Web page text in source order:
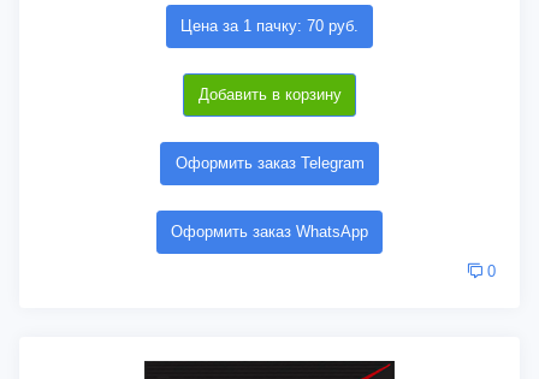
Цена за 1 пачку: 70 руб.
Добавить в корзину
Оформить заказ Telegram
Оформить заказ WhatsApp
0